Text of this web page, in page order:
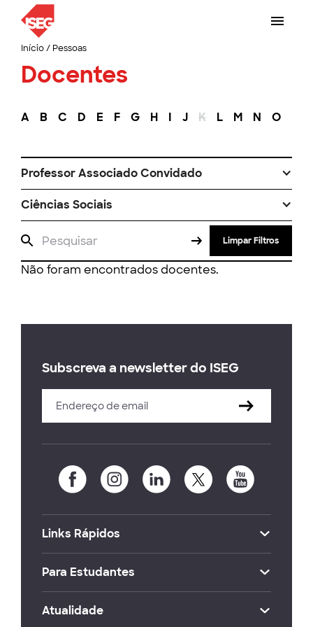
Início/ Pessoas
Docentes
A B C D E F G H I J K L M N O
Professor Associado Convidado
Ciências Sociais
Limpar Filtros
Não foram encontrados docentes.
Subscreva a newsletter do ISEG
Links Rápidos
Para Estudantes
Atualidade